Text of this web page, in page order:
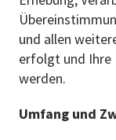
und allen
erfolgt und Ihre
werden.
Umfang und